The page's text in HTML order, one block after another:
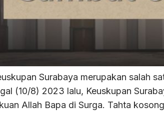
Surabaya merupakan salah
(10/8) 2023 lalu, Keuskupan
Allah Bapa di Surga. Tahta